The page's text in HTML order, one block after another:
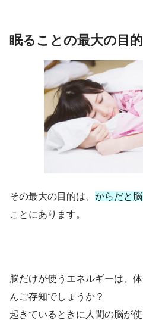
眠ることの最大の目的
その最大の目的は、 からだと
ことにあります。
脳だけが使うエネルギーは、
んご存知でしょうか？
起きているときに人間の脳が